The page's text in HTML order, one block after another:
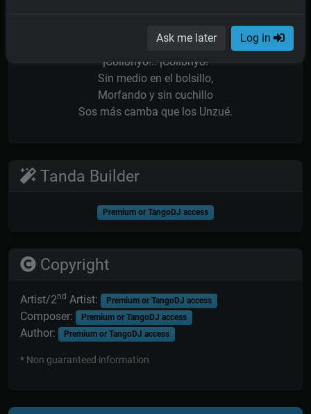
Ask me later Log in
De Palermo y Puerto Nuevo.
¡Colibriyo!.. ¡Colibriyo!
Sin medio en el bolsillo,
Morfando y sin cuchillo
Sos más camba que los Unzué.
Tanda Builder
Premium or TangoDJ access
Copyright
Artist/2nd Artist: Premium or TangoDJ access
Composer: Premium or TangoDJ access
Author: Premium or TangoDJ access
* Non guaranteed information